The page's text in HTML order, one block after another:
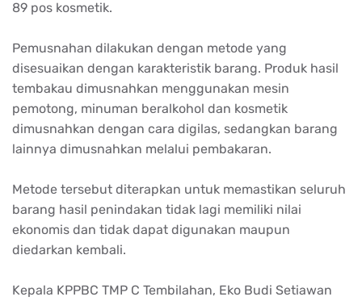
89 pos kosmetik.
Pemusnahan dilakukan dengan metode yang
disesuaikan dengan karakteristik barang. Produk hasil
tembakau dimusnahkan menggunakan mesin
pemotong, minuman beralkohol dan kosmetik
dimusnahkan dengan cara digilas, sedangkan barang
lainnya dimusnahkan melalui pembakaran.
Metode tersebut diterapkan untuk memastikan seluruh
barang hasil penindakan tidak lagi memiliki nilai
ekonomis dan tidak dapat digunakan maupun
diedarkan kembali.
Kepala KPPBC TMP C Tembilahan, Eko Budi Setiawan